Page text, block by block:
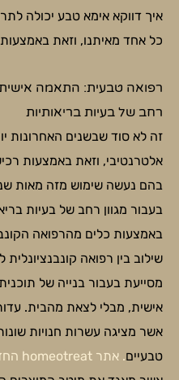
איך דווקא אימא טבע יכולה
כל אחד מאיתנו, וזאת
רפואה טבעית: התאמה אישית
רחב של בעיות בריאותיות
זה לא סוד שבשנים האחרונות
אלטרנטיבי, וזאת באמצעות
בהם נעשה שימוש מזה מאות
בעבור מגוון רחב של בעיות
באמצעות כלים מהרפואה
שילוב בין רפואה
מסייעת בעבור בנייה של
אישית, מבלי לצאת מהבית.
אשר מציגה עשרות חנויות
טבעיים. אתר homeotreat החדש